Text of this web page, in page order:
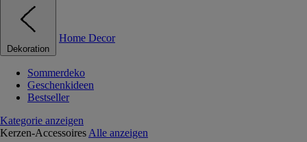
Dekoration
Home Decor
Sommerdeko
Geschenkideen
Bestseller
Kategorie anzeigen
Kerzen-Accessoires Alle anzeigen